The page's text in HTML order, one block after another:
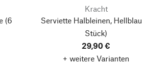
(6
Kracht
Serviette Halbleinen, Hellblau
Stück)
29,90 €
+ weitere Varianten